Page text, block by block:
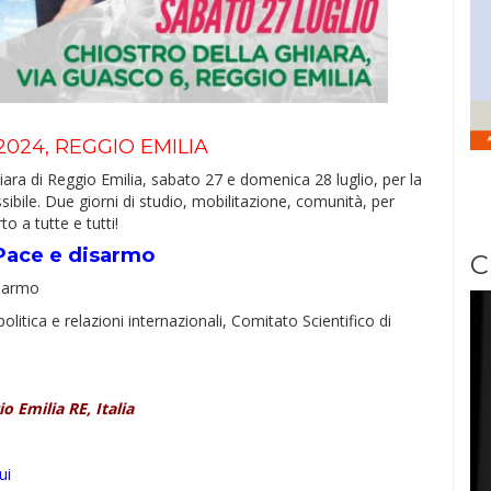
REGGIO EMILIA
di Reggio Emilia, sabato 27 e domenica 28 luglio, per la
Due giorni di studio, mobilitazione, comunità, per
a tutte e tutti!
e disarmo
e relazioni internazionali, Comitato Scientifico di
Emilia RE, Italia